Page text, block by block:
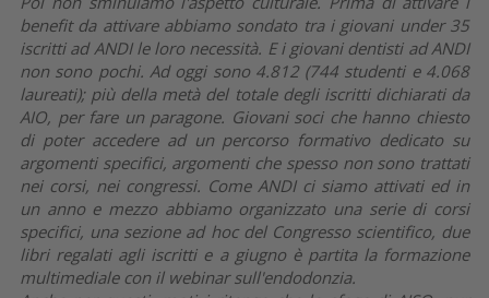
benefit da attivare abbiamo sondato tra i giovani under 35
iscritti ad ANDI le loro necessità. E i giovani dentisti ad ANDI
non sono pochi. Ad oggi sono 4.812 (744 studenti e 4.068
laureati); più della metà del totale degli iscritti dichiarati da
AIO, per fare un paragone. Giovani soci che hanno chiesto
di poter accedere ad un percorso formativo dedicato su
argomenti specifici, argomenti che spesso non sono trattati
nei corsi, nei congressi. Come ANDI ci siamo attivati ed in
un anno e mezzo abbiamo organizzato una serie di corsi
specifici, una sezione ad hoc del Congresso scientifico, due
libri regalati agli iscritti e a giugno è partita la formazione
multimediale con il webinar sull'endodonzia.